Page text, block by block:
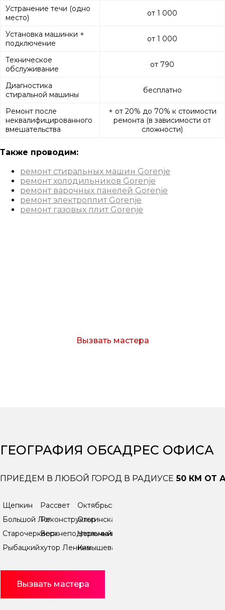
Устранение течи (одно
место)
от 1 000
Установка машинки +
подключение
от 1 000
Техническое
обслуживание
от 790
Диагностика
стиральной машины
бесплатно
Ремонт после
неквалифицированного
вмешательства
+ от 20% до 70% к стоимости
ремонта (в зависимости от
сложности)
Также проводим:
ремонт стиральных машин Gorenje
ремонт холодильников Gorenje
ремонт варочных панелей Gorenje
ремонт электроплит Gorenje
ремонт газовых плит Gorenje
Вызвать мастера
АДРЕС ОФИСА
ГЕОГРАФИЯ ОБСЛУЖИВАНИЯ
ПРИЕДЕМ В ЛЮБОЙ ГОРОД В РАДИУСЕ 50 КМ ОТ
Щепкин Рассвет
Октябрьский
Большой ЛогРеконструкторОльгинская
СтарочеркасскВерхнеподпольный
Черюмкин
Рыбацкийхутор ЛенинаКамышеваха
Вызвать мастера